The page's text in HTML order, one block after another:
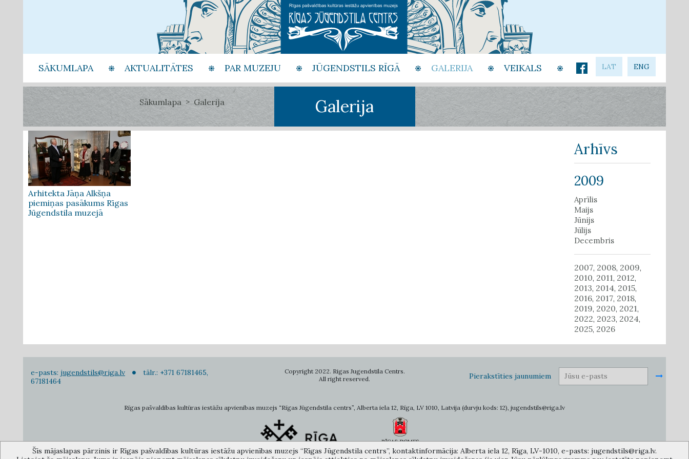
SĀKUMLAPA AKTUALITĀTES PAR MUZEJU JŪGENDSTILS RĪGĀ GALERIJA VEIKALS LAT ENG
Sākumlapa Galerija Galerija
Arhitekta Jāņa Alkšņa
piemiņas pasākums Rīgas
Jūgendstila muzejā
Arhīvs
2009
Aprīlis
Maijs
Jūnijs
Jūlijs
Decembris
2007, 2008, 2009,
2010, 2011, 2012,
2013, 2014, 2015,
2016, 2017, 2018,
2019, 2020, 2021,
2022, 2023, 2024,
2025, 2026
e-pasts: jugendstils@riga.lv
tālr.: +371 67181465,
67181464
Copyright 2022. Rigas Jugendstila Centrs.
All right reserved.
Pierakstīties jaunumiem
Rīgas pašvaldības kultūras iestāžu apvienības muzejs “Rīgas Jūgendstila centrs”, Alberta iela 12, Rīga, LV 1010, Latvija (durvju kods: 12), jugendstils@riga.lv
Šīs mājaslapas pārzinis ir Rīgas pašvaldības kultūras iestāžu apvienības muzejs “Rīgas Jūgendstila centrs”, kontaktinformācija: Alberta iela 12, Rīga, LV-1010, e-pasts: jugendstils@riga.lv.